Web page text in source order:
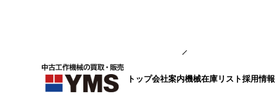
トップ会社案内機械在庫リスト採用情報
ボール盤台